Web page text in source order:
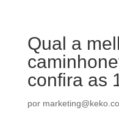
Qual a
confira as
por